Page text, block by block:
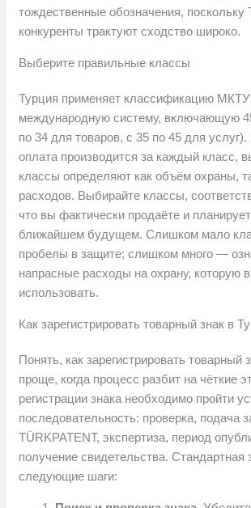
тождественные обозначения, поскольку
конкуренты трактуют сходство широко.
Выберите правильные классы
Турция применяет классификацию
международную систему, включающую
по 34 для товаров, с 35 по 45 для
оплата производится за каждый класс,
классы определяют как объём охраны,
расходов. Выбирайте классы,
что вы фактически продаёте и
ближайшем будущем. Слишком мало
пробелы в защите; слишком много —
напрасные расходы на охрану, которую
использовать.
Как зарегистрировать товарный знак в
Понять, как зарегистрировать товарный
проще, когда процесс разбит на чёткие
регистрации знака необходимо пройти
последовательность: проверка, подача
TÜRKPATENT, экспертиза, период
получение свидетельства. Стандартная
следующие шаги: